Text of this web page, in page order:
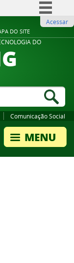
DO SITE
BR
Acessar
DO
Comunicação Social